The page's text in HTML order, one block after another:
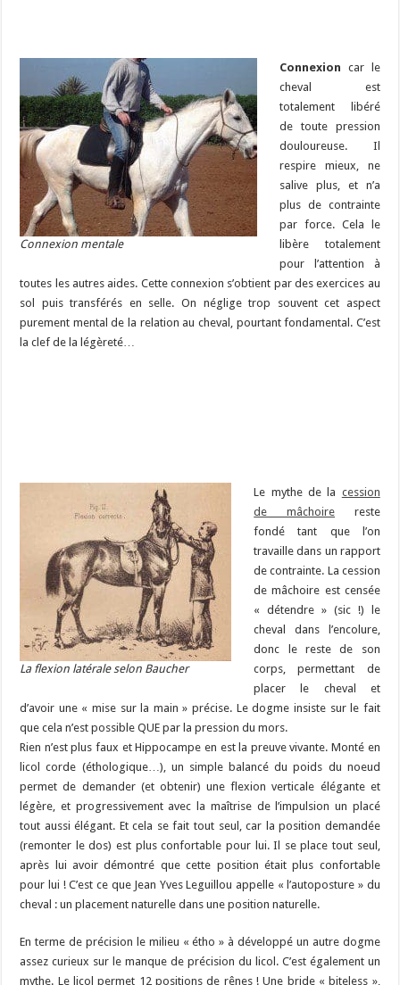
Connexion mentale
Connexion car le
cheval est
totalement libéré
de toute pression
douloureuse. Il
respire mieux, ne
salive plus, et n’a
plus de contrainte
par force. Cela le
libère totalement
pour l’attention à
toutes les autres aides. Cette connexion s’obtient par des exercices au
sol puis transférés en selle. On néglige trop souvent cet aspect
purement mental de la relation au cheval, pourtant fondamental. C’est
la clef de la légèreté…
La flexion latérale selon Baucher
Le mythe de la cession
de mâchoire reste
fondé tant que l’on
travaille dans un rapport
de contrainte. La cession
de mâchoire est censée
« détendre » (sic !) le
cheval dans l’encolure,
donc le reste de son
corps, permettant de
placer le cheval et
d’avoir une « mise sur la main » précise. Le dogme insiste sur le fait
que cela n’est possible QUE par la pression du mors.
Rien n’est plus faux et Hippocampe en est la preuve vivante. Monté en
licol corde (éthologique…), un simple balancé du poids du noeud
permet de demander (et obtenir) une flexion verticale élégante et
légère, et progressivement avec la maîtrise de l’impulsion un placé
tout aussi élégant. Et cela se fait tout seul, car la position demandée
(remonter le dos) est plus confortable pour lui. Il se place tout seul,
après lui avoir démontré que cette position était plus confortable
pour lui ! C’est ce que Jean Yves Leguillou appelle « l’autoposture » du
cheval : un placement naturelle dans une position naturelle.
En terme de précision le milieu « étho » à développé un autre dogme
assez curieux sur le manque de précision du licol. C’est également un
mythe. Le licol permet 12 positions de rênes ! Une bride « biteless »,